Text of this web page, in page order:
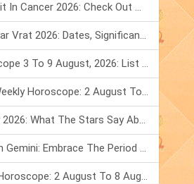
Mercury Transit In Cancer 2026: Check Out What It Brings For You
Shravan Somvar Vrat 2026: Dates, Significance & Rituals In August
Weekly Horoscope 3 To 9 August, 2026: List Of Fasts & Festivals
Numerology Weekly Horoscope: 2 August To 8 August, 2026
Friendship Day 2026: What The Stars Say About Your Best Friend!
Mars Transit In Gemini: Embrace The Period Full Of Energy & Intelligence
Tarot Weekly Horoscope: 2 August To 8 August, 2026